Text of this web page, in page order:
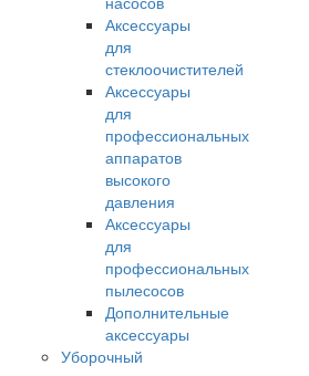
Аксессуары
для
стеклоочистителей
Аксессуары
для
профессиональных
аппаратов
высокого
давления
Аксессуары
для
профессиональных
пылесосов
Дополнительные
аксессуары
Уборочный